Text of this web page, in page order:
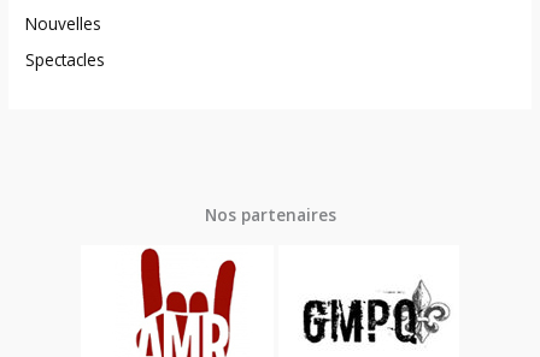
Nouvelles
Spectacles
Nos partenaires